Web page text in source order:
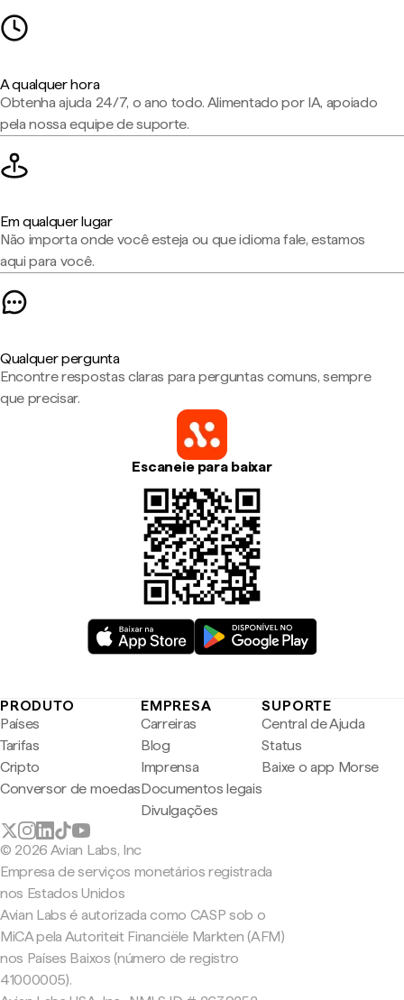
A qualquer hora
Obtenha ajuda 24/7, o ano todo. Alimentado por IA, apoiado
pela nossa equipe de suporte.
Em qualquer lugar
Não importa onde você esteja ou que idioma fale, estamos
aqui para você.
Qualquer pergunta
Encontre respostas claras para perguntas comuns, sempre
que precisar.
Escaneie para baixar
PRODUTO
Países
Tarifas
Cripto
Conversor de moedas
EMPRESA
Carreiras
Blog
Imprensa
Documentos legais
Divulgações
SUPORTE
Central de Ajuda
Status
Baixe o app Morse
© 2026 Avian Labs, Inc
Empresa de serviços monetários registrada
nos Estados Unidos
Avian Labs é autorizada como CASP sob o
MiCA pela Autoriteit Financiële Markten (AFM)
nos Países Baixos (número de registro
41000005).